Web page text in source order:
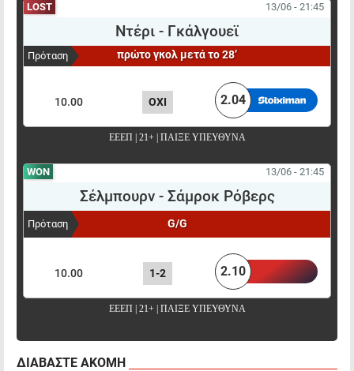
LOST 13/06 - 21:45
Ντέρι - Γκάλγουεϊ
Πρόταση πρώτο γκολ μετά το 28’
10.00 ΟΧΙ 2.04
ΕΕΕΠ | 21+ | ΠΑΙΞΕ ΥΠΕΥΘΥΝΑ
WON 13/06 - 21:45
Σέλμπουρν- Σάμροκ Ρόβερς
Πρόταση G/G
10.00 1-2 2.10
ΕΕΕΠ | 21+ | ΠΑΙΞΕ ΥΠΕΥΘΥΝΑ
ΔΙΑΒΑΣΤΕ ΑΚΟΜΗ